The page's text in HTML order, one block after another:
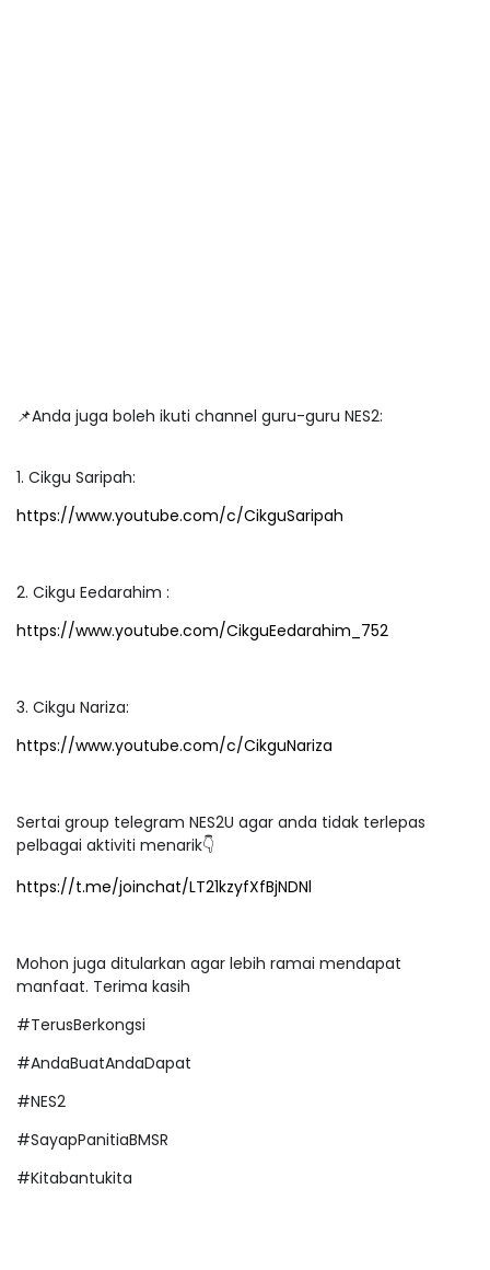
📌Anda juga boleh ikuti channel guru-guru NES2:
1. Cikgu Saripah:
https://www.youtube.com/c/CikguSaripah
2. Cikgu Eedarahim :
https://www.youtube.com/CikguEedarahim_752
3. Cikgu Nariza:
https://www.youtube.com/c/CikguNariza
Sertai group telegram NES2U agar anda tidak terlepas
pelbagai aktiviti menarik👇
https://t.me/joinchat/LT21kzyfXfBjNDNl
Mohon juga ditularkan agar lebih ramai mendapat
manfaat. Terima kasih
#TerusBerkongsi
#AndaBuatAndaDapat
#NES2
#SayapPanitiaBMSR
#Kitabantukita